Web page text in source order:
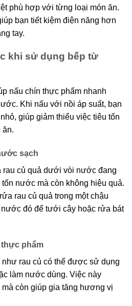
phù hợp với từng loại món ăn.
bạn tiết kiệm điện năng hơn
tay.
khi sử dụng bếp từ
nấu chín thực phẩm nhanh
Khi nấu với nồi áp suất, bạn
giúp giảm thiểu việc tiêu tốn
ăn.
sạch
củ quả dưới vòi nước đang
nước mà còn không hiệu quả.
rau củ quả trong một chậu
đó để tưới cây hoặc rửa bát
phẩm
rau củ có thể được sử dụng
làm nước dùng. Việc này
còn giúp gia tăng hương vị